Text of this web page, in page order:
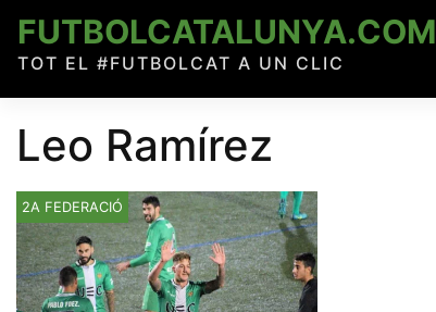
content
FUTBOLCATALUNYA.COM
TOT EL #FUTBOLCAT A UN CLIC
Leo Ramírez
2A FEDERACIÓ